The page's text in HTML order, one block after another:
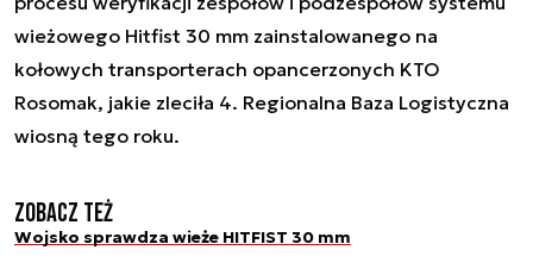
wieżowego Hitfist 30 mm zainstalowanego na
kołowych transporterach opancerzonych KTO
Rosomak, jakie zleciła 4. Regionalna Baza Logistyczna
wiosną tego roku.
Zobacz też
Wojsko sprawdza wieże HITFIST 30 mm